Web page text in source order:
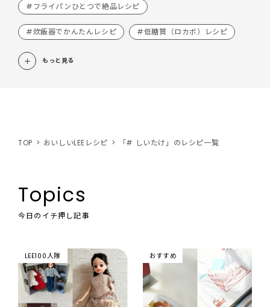
#フライパンひとつで絶品レシピ
#炊飯器でかんたんレシピ #低糖質（ロカボ）レシピ
もっと見る
TOP おいしいLEEレシピ 「# しいたけ」のレシピ一覧
Topics
今日のイチ押し記事
LEE100人隊 おすすめ